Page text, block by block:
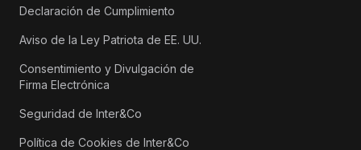
Declaración de Cumplimiento
Aviso de la Ley Patriota de EE. UU.
Consentimiento y Divulgación de
Firma Electrónica
Seguridad de Inter&Co
Política de Cookies de Inter&Co